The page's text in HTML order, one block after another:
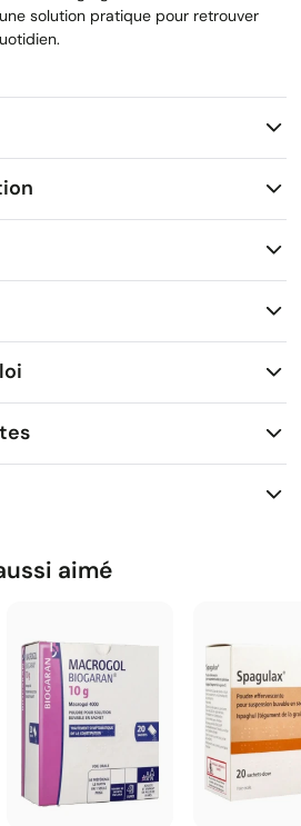
solution pratique pour retrouver
aimé